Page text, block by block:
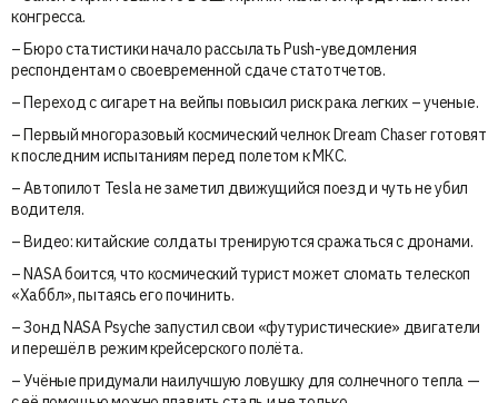
конгресса.
– Бюро статистики начало рассылать Push-уведомления
респондентам о своевременной сдаче статотчетов.
– Переход с сигарет на вейпы повысил риск рака легких – ученые.
– Первый многоразовый космический челнок Dream Chaser готовят
к последним испытаниям перед полетом к МКС.
– Автопилот Tesla не заметил движущийся поезд и чуть не убил
водителя.
– Видео: китайские солдаты тренируются сражаться с дронами.
– NASA боится, что космический турист может сломать телескоп
«Хаббл», пытаясь его починить.
– Зонд NASA Psyche запустил свои «футуристические» двигатели
и перешёл в режим крейсерского полёта.
– Учёные придумали наилучшую ловушку для солнечного тепла —